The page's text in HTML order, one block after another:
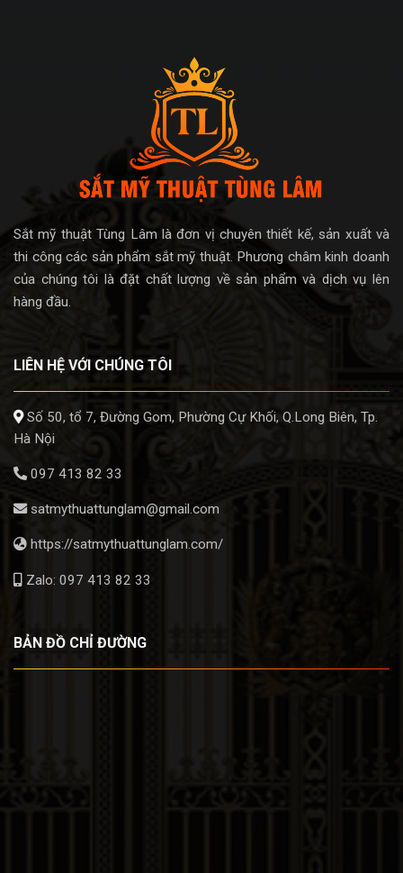
Sắt mỹ thuật Tùng Lâm là đơn vị chuyên thiết kế, sản xuất và
thi công các sản phẩm sắt mỹ thuật. Phương châm kinh doanh
của chúng tôi là đặt chất lượng về sản phẩm và dịch vụ lên
hàng đầu.
LIÊN HỆ VỚI CHÚNG TÔI
Số 50, tổ 7, Đường Gom, Phường Cự Khối, Q.Long Biên, Tp.
Hà Nội
097 413 82 33
satmythuattunglam@gmail.com
https://satmythuattunglam.com/
Zalo: 097 413 82 33
BẢN ĐỒ CHỈ ĐƯỜNG